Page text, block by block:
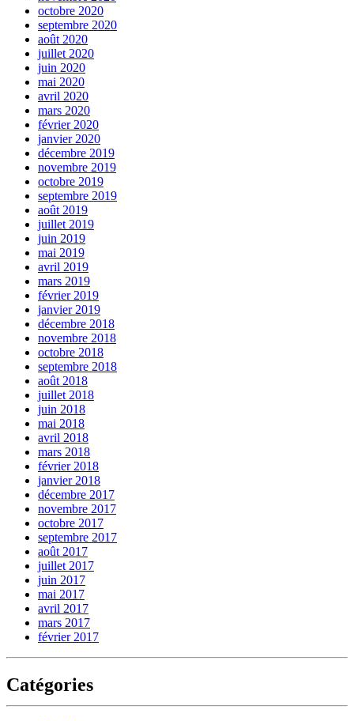
octobre 2020
septembre 2020
août 2020
juillet 2020
juin 2020
mai 2020
avril 2020
mars 2020
février 2020
janvier 2020
décembre 2019
novembre 2019
octobre 2019
septembre 2019
août 2019
juillet 2019
juin 2019
mai 2019
avril 2019
mars 2019
février 2019
janvier 2019
décembre 2018
novembre 2018
octobre 2018
septembre 2018
août 2018
juillet 2018
juin 2018
mai 2018
avril 2018
mars 2018
février 2018
janvier 2018
décembre 2017
novembre 2017
octobre 2017
septembre 2017
août 2017
juillet 2017
juin 2017
mai 2017
avril 2017
mars 2017
février 2017
Catégories